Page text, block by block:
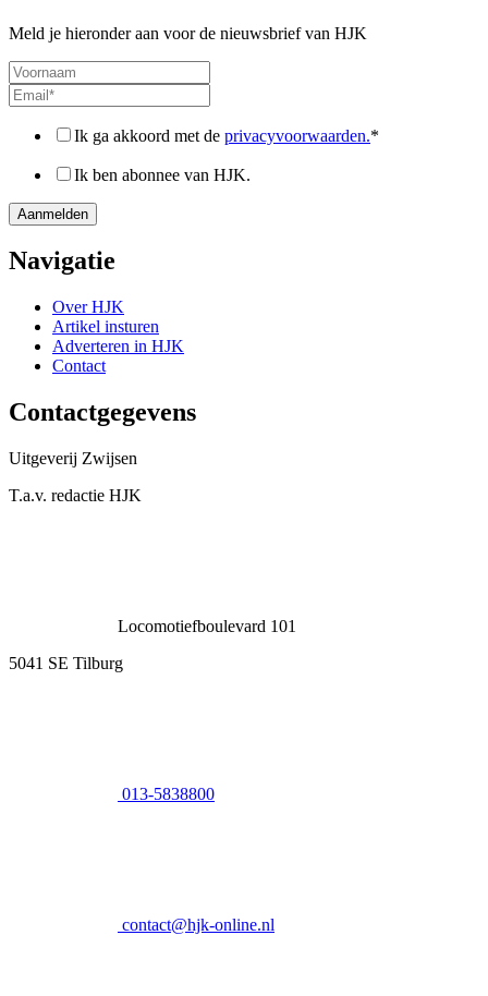
Meld je hieronder aan voor de nieuwsbrief van HJK
Ik ga akkoord met de privacyvoorwaarden.*
Ik ben abonnee van HJK.
Navigatie
Over HJK
Artikel insturen
Adverteren in HJK
Contact
Contactgegevens
Uitgeverij Zwijsen
T.a.v. redactie HJK
Locomotiefboulevard 101
5041 SE Tilburg
013-5838800
contact@hjk-online.nl